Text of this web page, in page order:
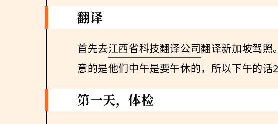
翻译
首先去江西省科技翻译公司翻译新加坡驾照
意的是他们中午是要午休的，所以下午的
第一天，体检